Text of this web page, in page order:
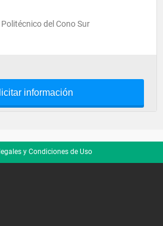
del Cono Sur
información
y Condiciones de Uso